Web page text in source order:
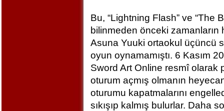
Bu, “Lightning Flash” ve “The
bilinmeden önceki zamanların
Asuna Yuuki ortaokul üçüncü
oyun oynamamıştı. 6 Kasım
Sword Art Online resmî olarak
oturum açmış olmanın
oturumu kapatmalarını
sıkışıp kalmış bulurlar. Daha